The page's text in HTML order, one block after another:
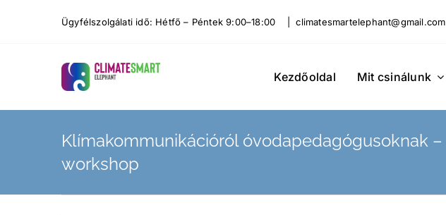
Ügyfélszolgálati idő: Hétfő – Péntek 9:00–18:00 | climatesmartelephant@gmail.com
Kezdőoldal Mit csinálunk
Klímakommunikációról óvodapedagógusoknak –
workshop